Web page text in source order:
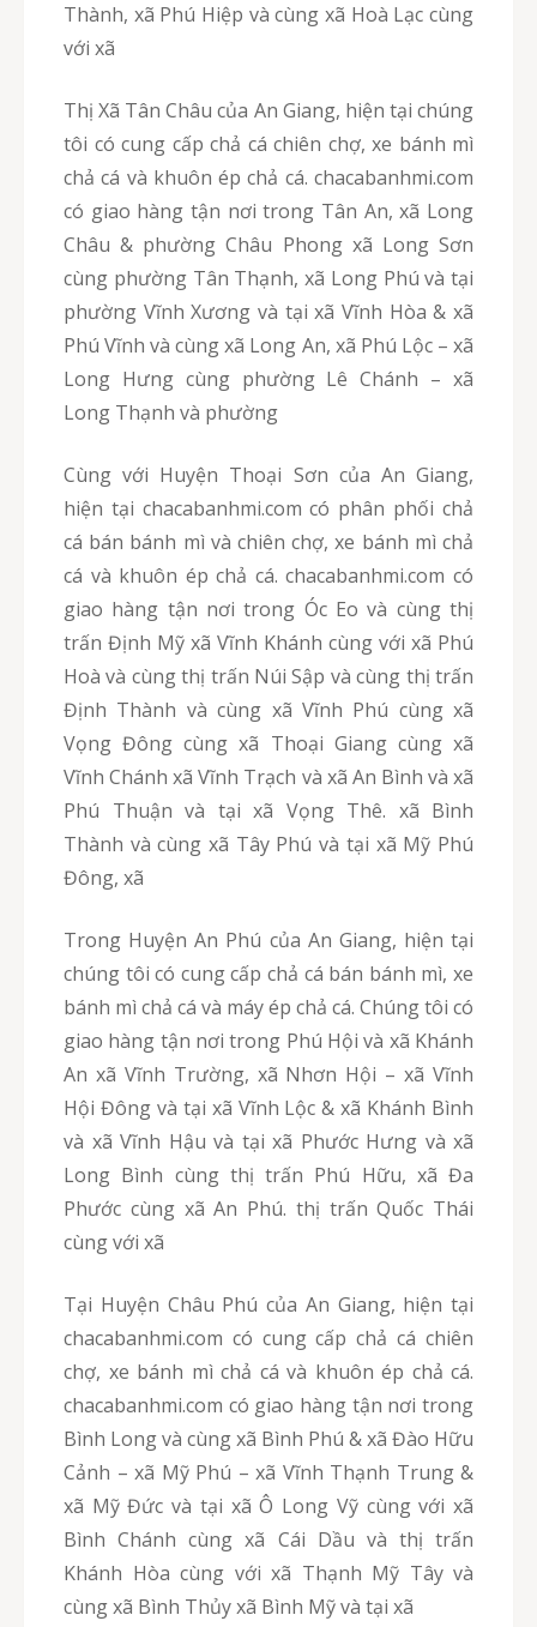
Thành, xã Phú Hiệp và cùng xã Hoà Lạc cùng
với xã
Thị Xã Tân Châu của An Giang, hiện tại chúng
tôi có cung cấp chả cá chiên chợ, xe bánh mì
chả cá và khuôn ép chả cá. chacabanhmi.com
có giao hàng tận nơi trong Tân An, xã Long
Châu & phường Châu Phong xã Long Sơn
cùng phường Tân Thạnh, xã Long Phú và tại
phường Vĩnh Xương và tại xã Vĩnh Hòa & xã
Phú Vĩnh và cùng xã Long An, xã Phú Lộc – xã
Long Hưng cùng phường Lê Chánh – xã
Long Thạnh và phường
Cùng với Huyện Thoại Sơn của An Giang,
hiện tại chacabanhmi.com có phân phối chả
cá bán bánh mì và chiên chợ, xe bánh mì chả
cá và khuôn ép chả cá. chacabanhmi.com có
giao hàng tận nơi trong Óc Eo và cùng thị
trấn Định Mỹ xã Vĩnh Khánh cùng với xã Phú
Hoà và cùng thị trấn Núi Sập và cùng thị trấn
Định Thành và cùng xã Vĩnh Phú cùng xã
Vọng Đông cùng xã Thoại Giang cùng xã
Vĩnh Chánh xã Vĩnh Trạch và xã An Bình và xã
Phú Thuận và tại xã Vọng Thê. xã Bình
Thành và cùng xã Tây Phú và tại xã Mỹ Phú
Đông, xã
Trong Huyện An Phú của An Giang, hiện tại
chúng tôi có cung cấp chả cá bán bánh mì, xe
bánh mì chả cá và máy ép chả cá. Chúng tôi có
giao hàng tận nơi trong Phú Hội và xã Khánh
An xã Vĩnh Trường, xã Nhơn Hội – xã Vĩnh
Hội Đông và tại xã Vĩnh Lộc & xã Khánh Bình
và xã Vĩnh Hậu và tại xã Phước Hưng và xã
Long Bình cùng thị trấn Phú Hữu, xã Đa
Phước cùng xã An Phú. thị trấn Quốc Thái
cùng với xã
Tại Huyện Châu Phú của An Giang, hiện tại
chacabanhmi.com có cung cấp chả cá chiên
chợ, xe bánh mì chả cá và khuôn ép chả cá.
chacabanhmi.com có giao hàng tận nơi trong
Bình Long và cùng xã Bình Phú & xã Đào Hữu
Cảnh – xã Mỹ Phú – xã Vĩnh Thạnh Trung &
xã Mỹ Đức và tại xã Ô Long Vỹ cùng với xã
Bình Chánh cùng xã Cái Dầu và thị trấn
Khánh Hòa cùng với xã Thạnh Mỹ Tây và
cùng xã Bình Thủy xã Bình Mỹ và tại xã